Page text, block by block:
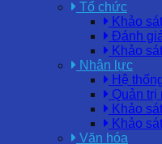
Tổ chức
Khảo
Đánh
Khảo
Nhân lực
Hệ
Quản trị
Khảo
Khảo
Văn hóa